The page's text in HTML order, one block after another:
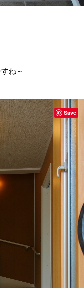
ね～
Save